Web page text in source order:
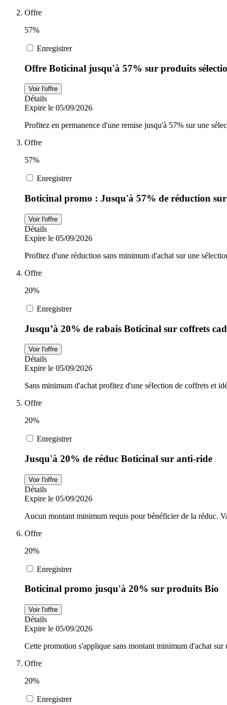
Offre
57%
Enregistrer
Offre Boticinal jusqu'à 57% sur produits
Voir l'offre
Détails
Expire le 05/09/2026
Profitez en permanence d'une remise jusqu'à 57% sur une
Offre
57%
Enregistrer
Boticinal promo : Jusqu'à 57% de réduction
Voir l'offre
Détails
Expire le 05/09/2026
Profitez d'une réduction sans minimum d'achat sur une
Offre
20%
Enregistrer
Jusqu’à 20% de rabais Boticinal sur coffrets
Voir l'offre
Détails
Expire le 05/09/2026
Sans minimum d'achat profitez d'une sélection de coffrets et
Offre
20%
Enregistrer
Jusqu'à 20% de réduc Boticinal sur anti-ride
Voir l'offre
Détails
Expire le 05/09/2026
Aucun montant minimum requis pour bénéficier de la réduc.
Offre
20%
Enregistrer
Boticinal promo jusqu'à 20% sur produits Bio
Voir l'offre
Détails
Expire le 05/09/2026
Cette promotion s'applique sans montant minimum d'achat
Offre
20%
Enregistrer